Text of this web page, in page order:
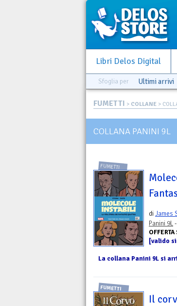
Libri Delos Digital
Sfoglia per Ultimi arrivi
FUMETTI > COLLANE >
COLLANA PANINI 9L
FUMETTI
diJames
Panini 9L
[valido
La collana Panini 9L si
FUMETTI
Il